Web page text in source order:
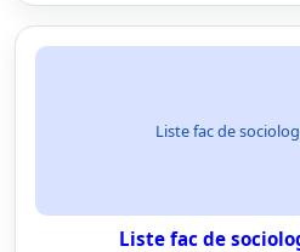
Liste fac de
Liste fac de